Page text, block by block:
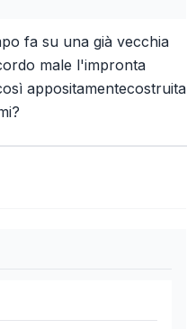
fa su una già vecchia
male l'impronta
appositamentecostruita